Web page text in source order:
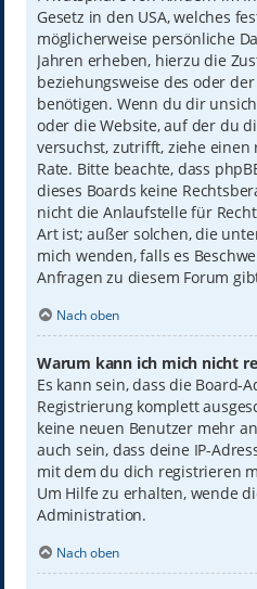
Gesetz in den USA, welches
möglicherweise persönliche
Jahren erheben, hierzu die
beziehungsweise des oder
benötigen. Wenn du dir
oder die Website, auf der du
versuchst, zutrifft, ziehe
Rate. Bitte beachte, dass
dieses Boards keine
nicht die Anlaufstelle für
Art ist; außer solchen, die
mich wenden, falls es
Anfragen zu diesem Forum
Nach oben
Warum kann ich mich nicht
Es kann sein, dass die Board-
Registrierung komplett
keine neuen Benutzer mehr
auch sein, dass deine IP-
mit dem du dich registrieren
Um Hilfe zu erhalten, wende
Administration.
Nach oben